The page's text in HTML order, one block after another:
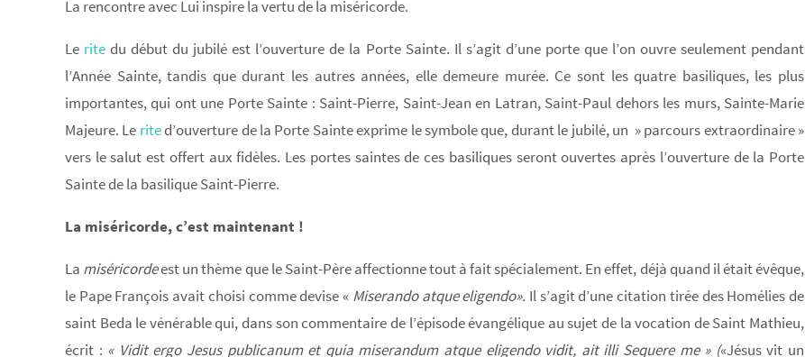
La rencontre avec Lui inspire la vertu de la miséricorde.
Le rite du début du jubilé est l’ouverture de la Porte Sainte. Il s’agit d’une porte que l’on ouvre seulement pendant
l’Année Sainte, tandis que durant les autres années, elle demeure murée. Ce sont les quatre basiliques, les plus
importantes, qui ont une Porte Sainte : Saint-Pierre, Saint-Jean en Latran, Saint-Paul dehors les murs, Sainte-Marie
Majeure. Le rited’ouverture de la Porte Sainte exprime le symbole que, durant le jubilé, un » parcours extraordinaire »
vers le salut est offert aux fidèles. Les portes saintes de ces basiliques seront ouvertes après l’ouverture de la Porte
Sainte de la basilique Saint-Pierre.
La miséricorde, c’est maintenant !
La miséricordeest un thème que le Saint-Père affectionne tout à fait spécialement. En effet, déjà quand il était évêque,
le Pape François avait choisi comme devise « Miserando atque eligendo». Il s’agit d’une citation tirée des Homélies de
saint Beda le vénérable qui, dans son commentaire de l’épisode évangélique au sujet de la vocation de Saint Mathieu,
écrit : « Vidit ergo Jesus publicanum et quia miserandum atque eligendo vidit, ait illi Sequere me » («Jésus vit un